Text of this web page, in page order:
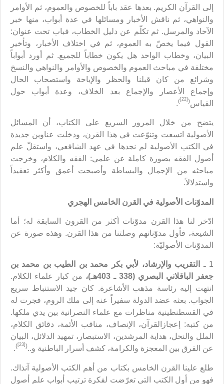
إلى القرآن الكريم. بعدها عقد باباً للخصوص والعموم، ثم الأوامر
والنواهي، ثم ناقش الأخبار ومسائلها في عدة أبواب، منها خبر
الآحاد والمرسل. ثم تكلّم عن دليل الخطاب، فباب تحت عنوان:
القول فيما يخصّ به العموم، ثم في اختلاف الأخبار، وتأخير
البيان، وخطاب الواحد هل يكون خطاباً للجميع. ثم أورد أبواباً
مختلفة في مباحث العموم والخصوص والأوامر والنواهي والنسخ
وشرائع من كان قبلنا والحظر والإباحة واستصحاب الحال
وإجماع الأعصار والإجماع بعد الخلاف، وعدة أبواب حول
القياس(
[22]
)
.
يتضح من خلال المرور السريع على الكتاب، أن المسائل
الأصولية اتسعت وتنوّعت في هذا القرن، ودخلت عناوين جديدة
في الكتب الأصولية لم نجدها في عهد الشافعي، واستقلّ علم
أصول الفقه بصورة كاملة عن علمي: الفقه والكلام، وخرجت
مباحثه من الإجمال والبساطة وأصبحت أعمق وأكثر تعقيداً
واستدلالاً.
المدوّنات الأصولية في القرن الخامس الهجري
ادّخر لنا هذا القرن مدوّنات أكثر من القرون السابقة له؛ أما
الشيعة، فأول مدوّناتهم وصلتنا من هذا القرن. وهذه صورة عن
المدوّنات الأصوليّة:
1 ـ
التقريب والإرشاد، لأبي بكر محمد بن الطيب بن محمد بن
جعفر الباقلاني البصري (338 ـ 403هـ)،
من كبار علماء الكلام.
انتهت إليه رئاسة مذهب الأشاعرة. كان جيد الاستنباط سريع
الجواب. بعثه عضد الدولة سفيراً عنه إلى ملك الروم، فجرت له
في القسطنطينية مناظرات مع علماء النصرانية بين يدي ملكها.
من كتبه: إعجازالقرآن، الإنصاف، مناقب الأئمة، دقائق الكلام،
الملل والنحل، هداية المرشدين، الاستبصار، تمهيد الدلائل، البيان
عن الفرق بين المعجزة والكرامة، كشف أسرار الباطنية و..(
[23]
)
.
طلع علينا القرن الخامس بكتاب من أهم الكتب الأصولية آنذاك.
فهو من أول الكتب التي تعرّضت لفكرة ترتيب أبواب علم أصول